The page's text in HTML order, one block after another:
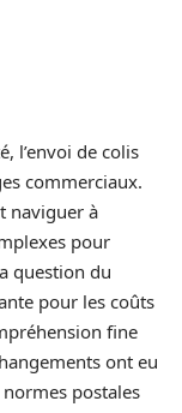
l’envoi de colis
commerciaux.
naviguer à
pour
question du
pour les coûts
fine
ont eu
postales